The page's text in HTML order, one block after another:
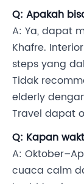
Q: Apakah
A: Ya, dapat
Khafre.
steps yang
Tidak
elderly
Travel dapat
Q: Kapan
A:
cuaca calm